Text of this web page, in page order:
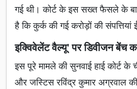
गई थी। कोर्ट के इस सख्त फैसले के
है कि कुर्क की गई करोड़ों की
इक्विवेलेंट वैल्यू' पर डिवीजन बेंच
इस पूरे मामले की सुनवाई हाई कोर्ट के
और जस्टिस रविंद्र कुमार अग्रवाल